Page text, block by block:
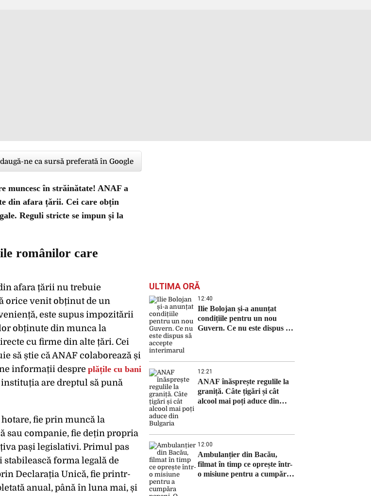
ne ca sursă preferată în Google
muncesc în străinătate! ANAF a
din afara țării. Cei care obțin
Reguli stricte se impun și la
românilor care
afara țării nu trebuie
orice venit obținut de un
este supus impozitării
obținute din munca la
cu firme din alte țări. Cei
să știe că ANAF colaborează și
informații despre plățile cu bani
are dreptul să pună
fie prin muncă la
sau companie, fie dețin propria
pași legislativi. Primul pas
forma legală de
Declarația Unică, fie printr-
anual, până în luna mai, și
ULTIMA ORĂ
12:40
Ilie Bolojan și-a anunțat
condițiile pentru un nou
Guvern. Ce nu este dispus să
12:21
ANAF înăsprește regulile la
graniță. Câte țigări și cât
alcool mai poți aduce din
12:00
Ambulanțier din Bacău,
filmat în timp ce oprește într-
o misiune pentru a cumpăra